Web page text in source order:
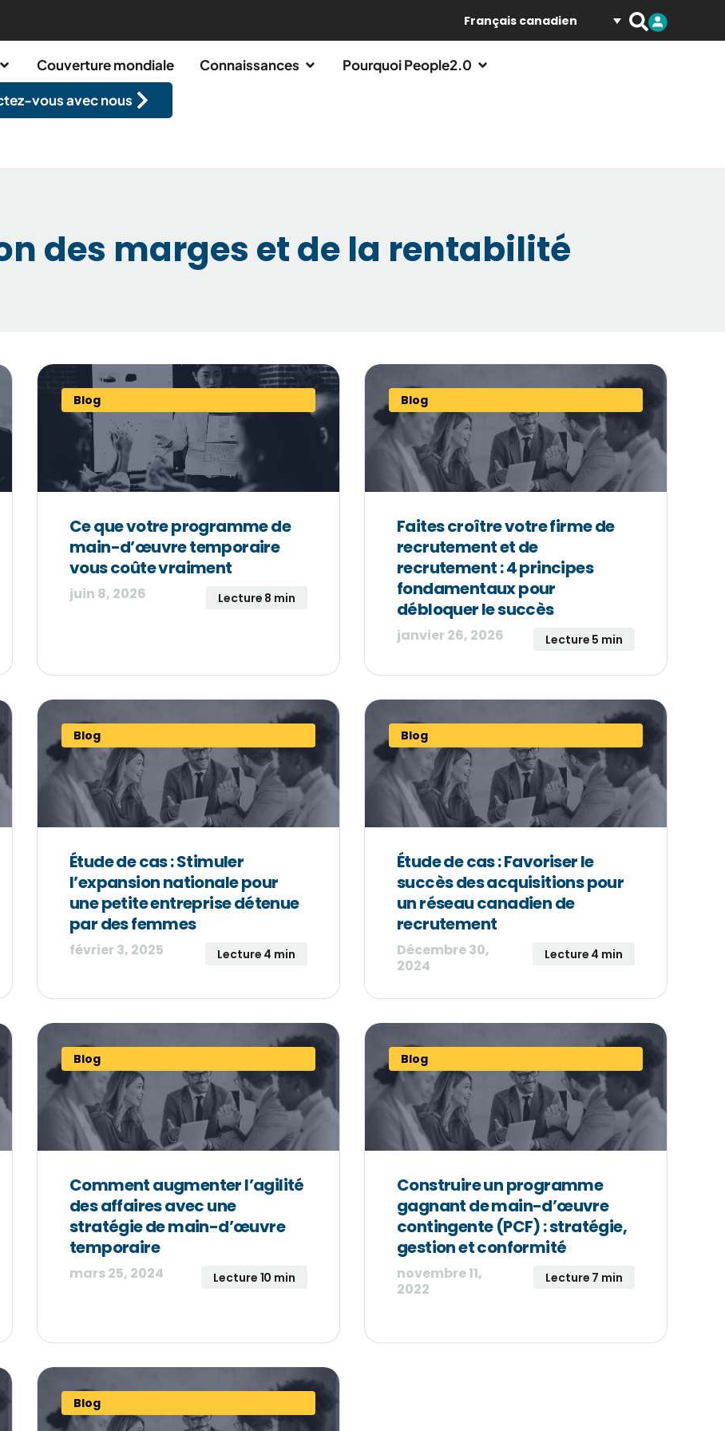
Français canadien
Couverture mondiale Connaissances
Pourquoi People2.0
vous avec nous
des marges et de la rentabilité
Blog
Ce que votre programme de
main-d’œuvre temporaire
vous coûte vraiment
juin 8, 2026 Lecture 8 min
Blog
Faites croître votre firme de
recrutement et de
recrutement : 4 principes
fondamentaux pour
débloquer le succès
janvier 26, 2026 Lecture 5 min
Blog
Étude de cas : Stimuler
l’expansion nationale pour
une petite entreprise détenue
par des femmes
février 3, 2025 Lecture 4 min
Blog
Étude de cas : Favoriser le
succès des acquisitions pour
un réseau canadien de
recrutement
Décembre 30,
2024
Lecture 4 min
Blog
Comment augmenter l’agilité
des affaires avec une
stratégie de main-d’œuvre
temporaire
mars 25, 2024 Lecture 10 min
Blog
Construire un programme
gagnant de main-d’œuvre
contingente (PCF) : stratégie,
gestion et conformité
novembre 11,
2022
Lecture 7 min
Blog